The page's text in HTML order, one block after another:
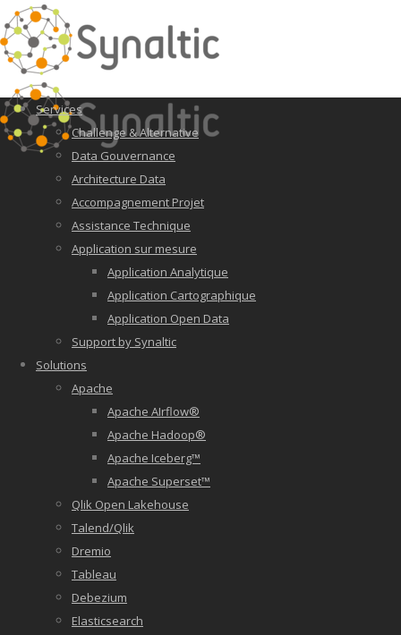
Services
Challenge & Alternative
Data Gouvernance
Architecture Data
Accompagnement Projet
Assistance Technique
Application sur mesure
Application Analytique
Application Cartographique
Application Open Data
Support by Synaltic
Solutions
Apache
Apache AIrflow®
Apache Hadoop®
Apache Iceberg™
Apache Superset™
Qlik Open Lakehouse
Talend/Qlik
Dremio
Tableau
Debezium
Elasticsearch